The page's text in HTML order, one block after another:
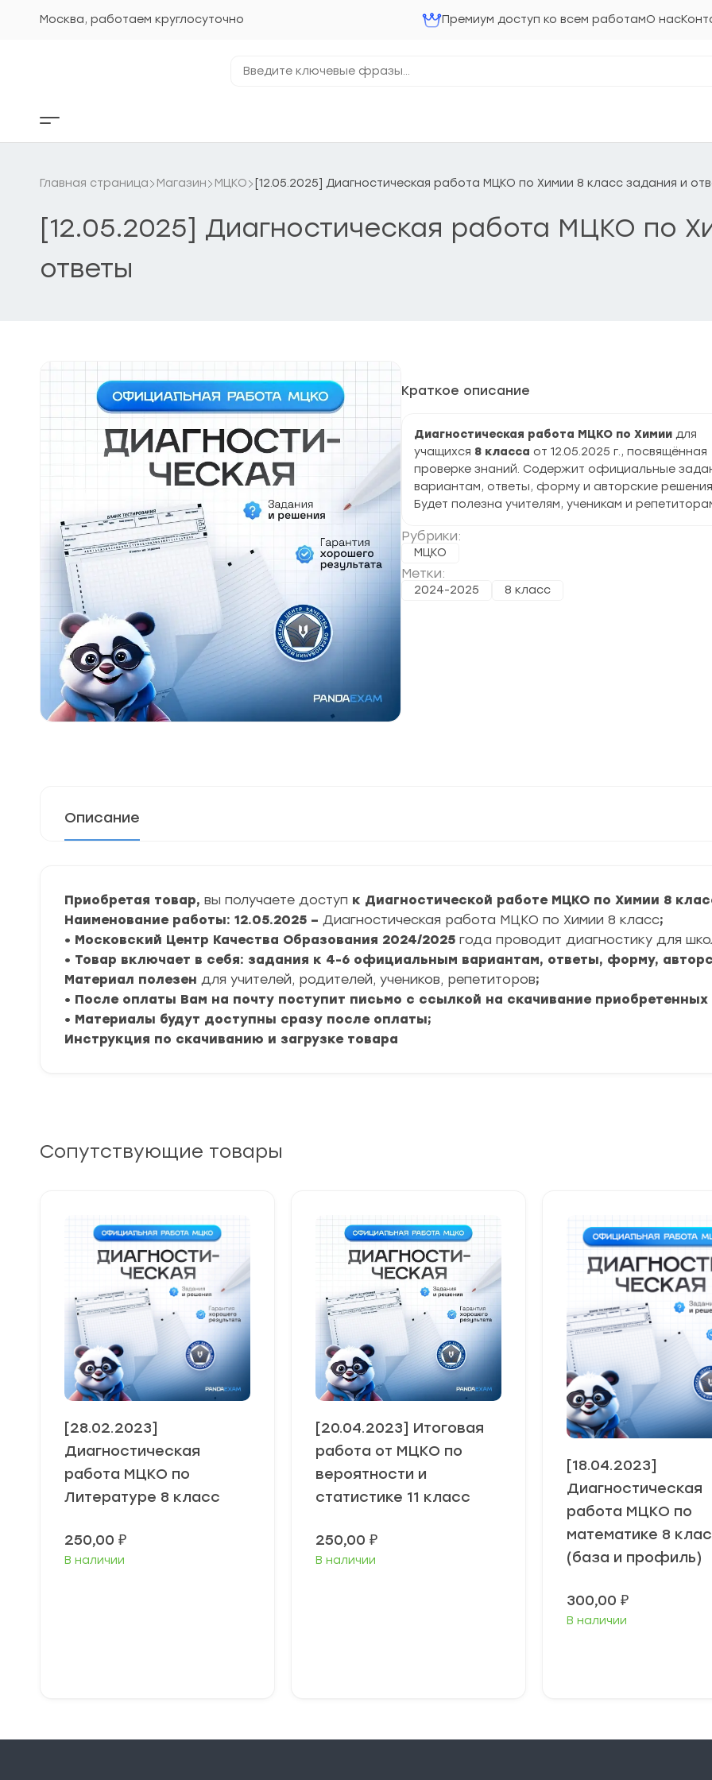
Москва, работаем круглосуточно Премиум доступ ко всем работамО нас
ключевые
Кнопка
бокового
Главная страница Магазин МЦКО [12.05.2025] Диагностическая работа МЦКО по Химии 8 класс задания и
[12.05.2025] Диагностическая работа МЦКО по
ответы
Краткое описание
Диагностическая работа МЦКО по Химии для
учащихся 8 класса от 12.05.2025 г., посвящённая
проверке знаний. Содержит официальные
вариантам, ответы, форму и авторские
Будет полезна учителям, ученикам и
Рубрики:
МЦКО
Метки:
2024-2025 8 класс
Описание
Приобретая товар, вы получаете доступ к Диагностической работе МЦКО по Химии 8
Наименование работы: 12.05.2025 – Диагностическая работа МЦКО по Химии 8 класс;
• Московский Центр Качества Образования 2024/2025 года проводит диагностику для
• Товар включает в себя: задания к 4-6 официальным вариантам, ответы, форму,
Материал полезен для учителей, родителей, учеников, репетиторов;
• После оплаты Вам на почту поступит письмо с ссылкой на скачивание приобретенных
• Материалы будут доступны сразу после оплаты;
Инструкция по скачиванию и загрузке товара
Сопутствующие товары
[28.02.2023]
Диагностическая
работа МЦКО по
Литературе 8 класс
250,00 ₽
В наличии
[20.04.2023] Итоговая
работа от МЦКО по
вероятности и
статистике 11 класс
250,00 ₽
В наличии
[18.04.2023]
Диагностическая
работа МЦКО по
математике 8
(база и профиль)
300,00 ₽
В наличии